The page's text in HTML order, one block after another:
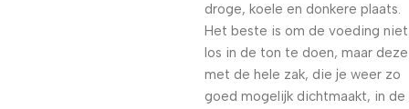
droge, koele en donkere plaats.
Het beste is om de voeding niet
los in de ton te doen, maar deze
met de hele zak, die je weer zo
goed mogelijk dichtmaakt, in de